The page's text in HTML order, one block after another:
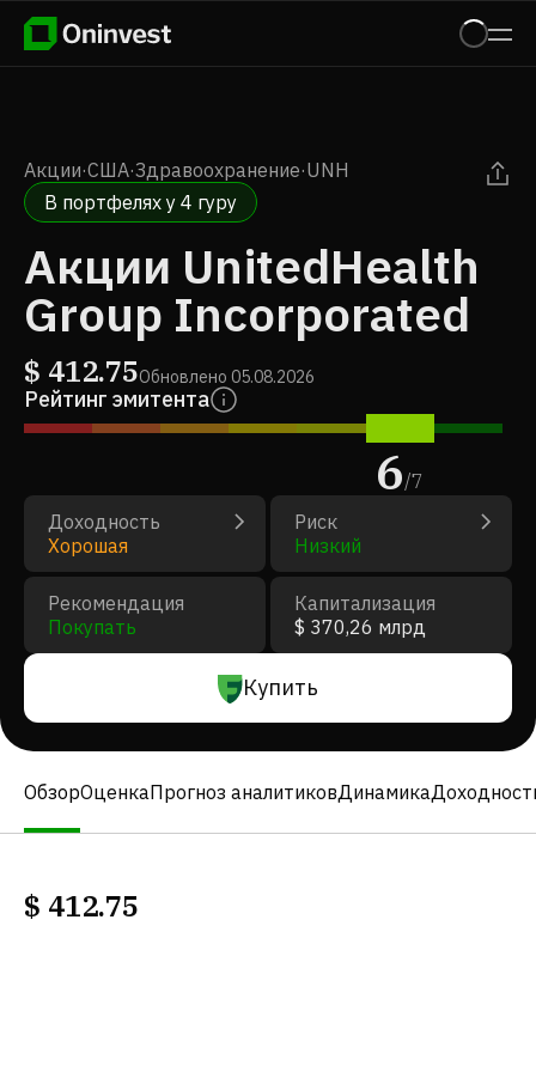
Акции·США·Здравоохранение·UNH
В портфелях у 4 гуру
Акции UnitedHealth
Group Incorporated
$ 412.75Обновлено 05.08.2026
Рейтинг эмитента
6/7
Доходность
Хорошая
Риск
Низкий
Рекомендация
Покупать
Капитализация
$ 370,26 млрд
Купить
ОбзорОценкаПрогноз аналитиковДинамика
$ 412.75